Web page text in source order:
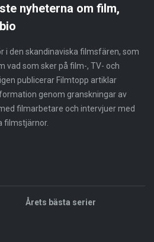
nyheterna om film,
i den skandinaviska filmsfären, som
vad som sker på film-, TV- och
publicerar Filmtopp artiklar
genom granskningar av
filmarbetare och intervjuer med
filmstjärnor.
Årets bästa serier